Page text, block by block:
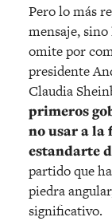
Pero lo más
mensaje, sino
omite por
presidente
Claudia
primeros
no usar a la
estandarte
partido que
piedra
significativo.